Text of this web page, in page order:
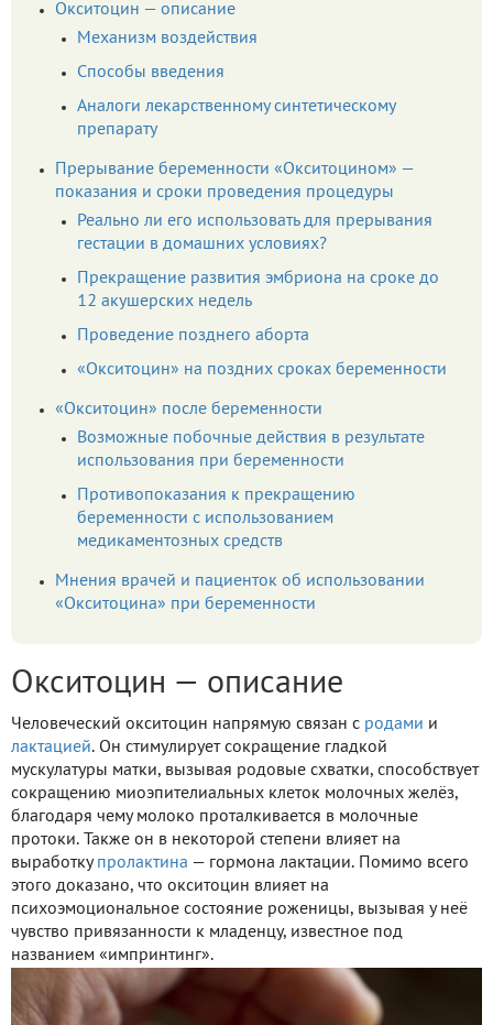
Окситоцин — описание
Механизм воздействия
Способы введения
Аналоги лекарственному синтетическому
препарату
Прерывание беременности «Окситоцином» —
показания и сроки проведения процедуры
Реально ли его использовать для прерывания
гестации в домашних условиях?
Прекращение развития эмбриона на сроке до
12 акушерских недель
Проведение позднего аборта
«Окситоцин» на поздних сроках беременности
«Окситоцин» после беременности
Возможные побочные действия в результате
использования при беременности
Противопоказания к прекращению
беременности с использованием
медикаментозных средств
Мнения врачей и пациенток об использовании
«Окситоцина» при беременности
Окситоцин — описание
Человеческий окситоцин напрямую связан с родами и
лактацией. Он стимулирует сокращение гладкой
мускулатуры матки, вызывая родовые схватки, способствует
сокращению миоэпителиальных клеток молочных желёз,
благодаря чему молоко проталкивается в молочные
протоки. Также он в некоторой степени влияет на
выработку пролактина — гормона лактации. Помимо всего
этого доказано, что окситоцин влияет на
психоэмоциональное состояние роженицы, вызывая у неё
чувство привязанности к младенцу, известное под
названием «импринтинг».